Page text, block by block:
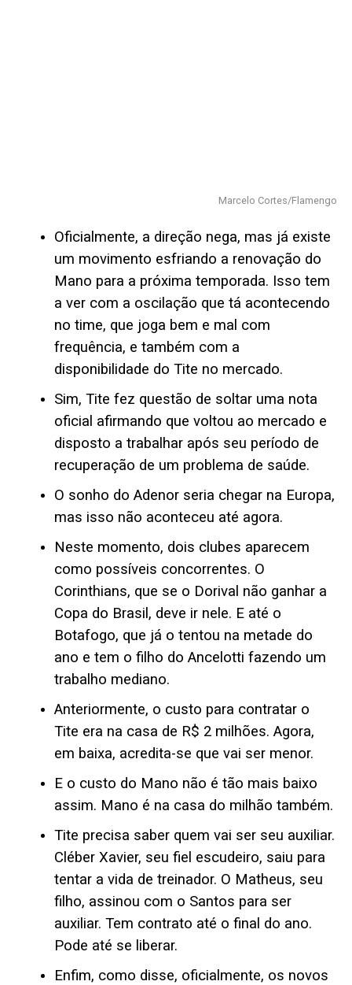
Marcelo Cortes/Flamengo
Oficialmente, a direção nega, mas já existe
um movimento esfriando a renovação do
Mano para a próxima temporada. Isso tem
a ver com a oscilação que tá acontecendo
no time, que joga bem e mal com
frequência, e também com a
disponibilidade do Tite no mercado.
Sim, Tite fez questão de soltar uma nota
oficial afirmando que voltou ao mercado e
disposto a trabalhar após seu período de
recuperação de um problema de saúde.
O sonho do Adenor seria chegar na Europa,
mas isso não aconteceu até agora.
Neste momento, dois clubes aparecem
como possíveis concorrentes. O
Corinthians, que se o Dorival não ganhar a
Copa do Brasil, deve ir nele. E até o
Botafogo, que já o tentou na metade do
ano e tem o filho do Ancelotti fazendo um
trabalho mediano.
Anteriormente, o custo para contratar o
Tite era na casa de R$ 2 milhões. Agora,
em baixa, acredita-se que vai ser menor.
E o custo do Mano não é tão mais baixo
assim. Mano é na casa do milhão também.
Tite precisa saber quem vai ser seu auxiliar.
Cléber Xavier, seu fiel escudeiro, saiu para
tentar a vida de treinador. O Matheus, seu
filho, assinou com o Santos para ser
auxiliar. Tem contrato até o final do ano.
Pode até se liberar.
Enfim, como disse, oficialmente, os novos